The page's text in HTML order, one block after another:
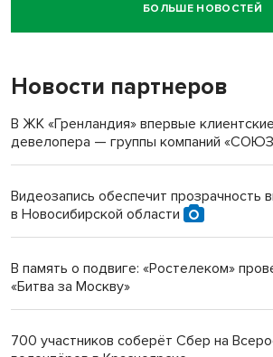
Новосибирский суд наказал водителя
пенсионерки на вокзале
«Мы живём на пастбище!»: в
терроризируют жителей
Новосибирский преподаватель с женой
БОЛЬШЕ НОВОСТЕЙ
Новости партнеров
В ЖК «Гренландия» впервые
девелопера — группы компаний
Видеозапись обеспечит прозрачность
в Новосибирской области
В память о подвиге: «Ростелеком»
«Битва за Москву»
700 участников соберёт Сбер на